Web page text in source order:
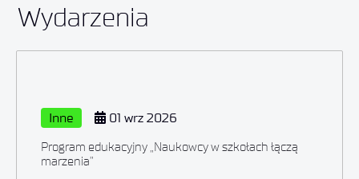
Wydarzenia
Inne 01 wrz 2026
Program edukacyjny „Naukowcy w szkołach łączą
marzenia”